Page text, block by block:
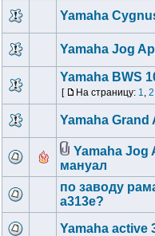
Yamaha
Yamaha Jog
Yamaha BWS
[ На страницу: 1, 2
Yamaha
Yamaha Jog
мануал
по заводу
a313e?
Yamaha active